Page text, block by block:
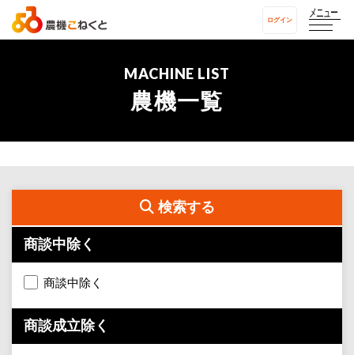
ログイン
メニュー
MACHINE LIST
農機一覧
検索する
商談中除く
商談中除く
商談成立除く